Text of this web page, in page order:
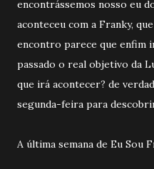
encontrássemos nosso eu
aconteceu com a Franky,
encontro parece que enfim
passado o real objetivo da
que irá acontecer? de
segunda-feira para
A última semana de Eu Sou